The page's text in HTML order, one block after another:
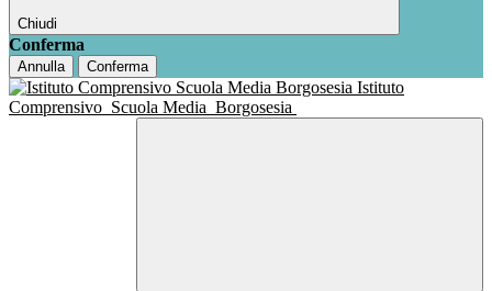
Chiudi
Conferma
Annulla Conferma
Istituto
Comprensivo Scuola Media Borgosesia